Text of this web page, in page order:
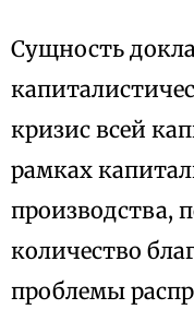
Сущность
кризис всей
рамках
производства,
количество
проблемы